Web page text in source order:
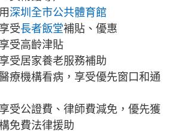
深圳全市公共體育館
受長者飯堂補貼、優惠
受高齡津貼
受居家養老服務補助
療機構看病，享受優先窗口和通
受公證費、律師費減免，優先獲
免費法律援助